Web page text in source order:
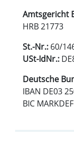
Amtsgericht
HRB 21773
St.-Nr.: 60/
USt-IdNr.:
Deutsche
IBAN DE03
BIC